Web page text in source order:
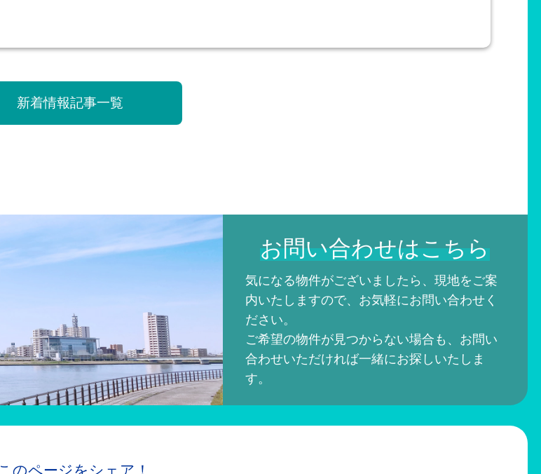
新着情報記事一覧
お問い合わせはこちら
気になる物件がございましたら、現地をご案
内いたしますので、お気軽にお問い合わせく
ださい。
ご希望の物件が見つからない場合も、お問い
合わせいただければ一緒にお探しいたしま
す。
このページをシェア！